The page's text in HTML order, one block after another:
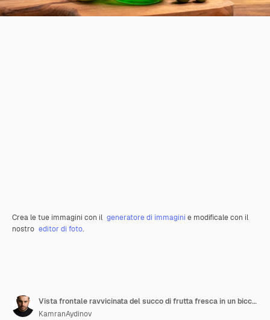
Crea le tue immagini con il generatore di immagini e modificale con il
nostro editor di foto.
Vista frontale ravvicinata del succo di frutta fresca in un bicchiere servito con tubi e feijoas di lime e mela su un tagliere di legno su un tavolo marrone
KamranAydinov